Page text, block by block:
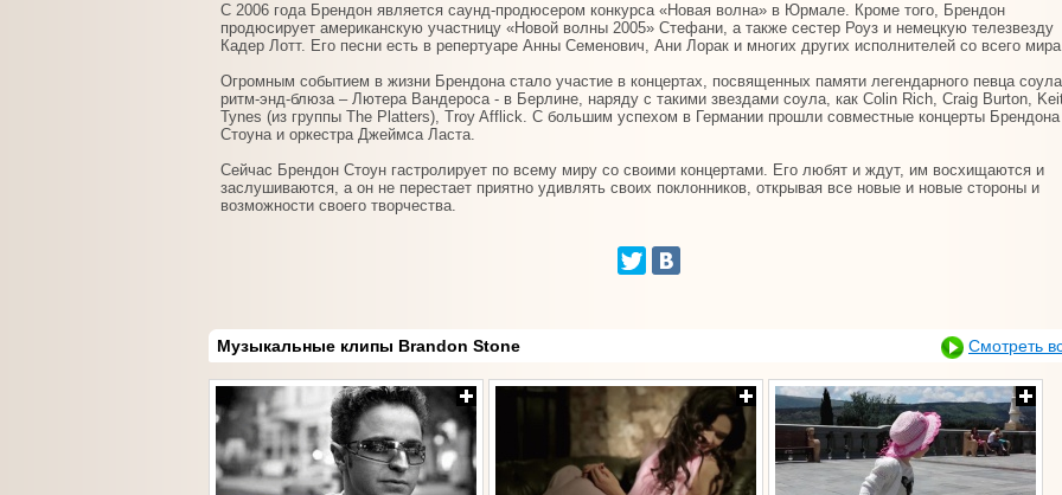
С 2006 года Брендон является саунд-продюсером конкурса «Новая волна» в Юрмале. Кроме того, Брендон
продюсирует американскую участницу «Новой волны 2005» Стефани, а также сестер Роуз и немецкую телезвезду
Кадер Лотт. Его песни есть в репертуаре Анны Семенович, Ани Лорак и многих других исполнителей со всего
Огромным событием в жизни Брендона стало участие в концертах, посвященных памяти легендарного певца
ритм-энд-блюза – Лютера Вандероса - в Берлине, наряду с такими звездами соула, как Colin Rich, Craig Burton,
Tynes (из группы The Platters), Troy Afflick. С большим успехом в Германии прошли совместные концерты Брендона
Стоуна и оркестра Джеймса Ласта.
Сейчас Брендон Стоун гастролирует по всему миру со своими концертами. Его любят и ждут, им восхищаются и
заслушиваются, а он не перестает приятно удивлять своих поклонников, открывая все новые и новые стороны и
возможности своего творчества.
Смотреть
Музыкальные клипы Brandon Stone